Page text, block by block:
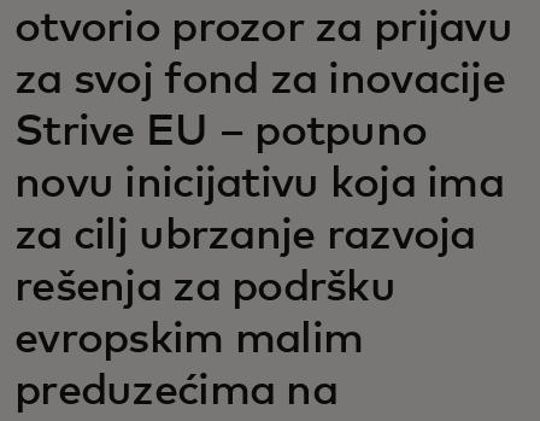
otvorio prozor za prijavu
za svoj fond za inovacije
Strive EU – potpuno
novu inicijativu koja ima
za cilj ubrzanje razvoja
rešenja za podršku
evropskim malim
preduzećima na